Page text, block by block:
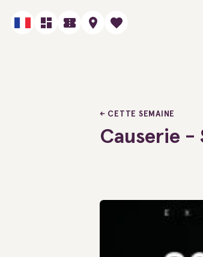
CETTE SEMAINE
Causerie -